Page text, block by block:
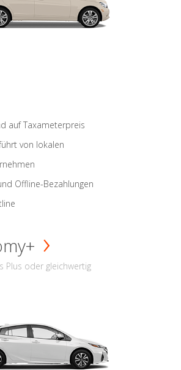
auf Taxameterpreis
von lokalen
Offline-Bezahlungen
Plus oder gleichwertig